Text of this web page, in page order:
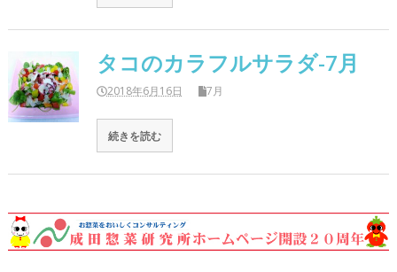
タコのカラフルサラダ-7月
2018年6月16日 7月
続きを読む